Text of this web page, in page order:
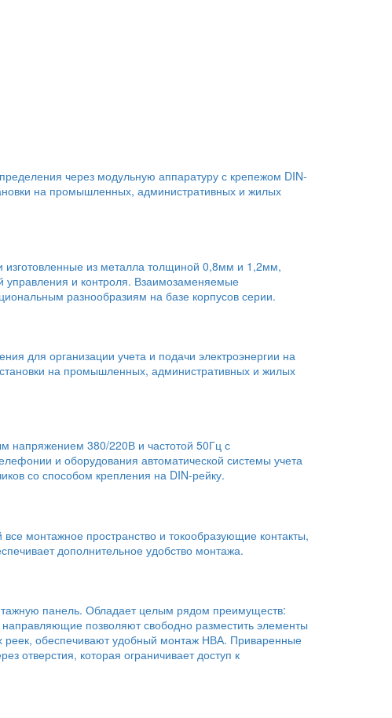
через модульную аппаратуру с крепежом DIN-
на промышленных, административных и жилых
из металла толщиной 0,8мм и 1,2мм,
управления и контроля. Взаимозаменяемые
разнообразиям на базе корпусов серии.
для организации учета и подачи электроэнергии на
на промышленных, административных и жилых
напряжением 380/220В и частотой 50Гц с
и оборудования автоматической системы учета
со способом крепления на DIN-рейку.
монтажное пространство и токообразующие контакты,
дополнительное удобство монтажа.
панель. Обладает целым рядом преимуществ:
позволяют свободно разместить элементы
обеспечивают удобный монтаж НВА. Приваренные
отверстия, которая ограничивает доступ к